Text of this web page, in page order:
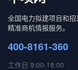
全国电力拟建项目和
精准商机情报服务。
400-8161-360
工作日 9:00-18:00